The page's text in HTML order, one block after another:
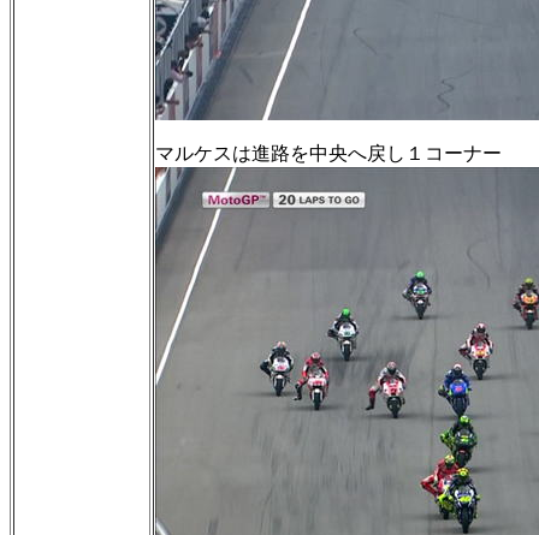
マルケスは進路を中央へ戻し１コーナー